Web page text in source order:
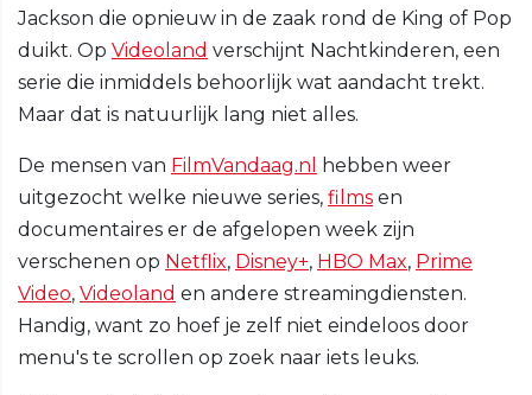
Jackson die opnieuw in de zaak rond de King of Pop
duikt. Op Videoland verschijnt Nachtkinderen, een
serie die inmiddels behoorlijk wat aandacht trekt.
Maar dat is natuurlijk lang niet alles.
De mensen van FilmVandaag.nl
hebben weer
uitgezocht welke nieuwe series, films en
documentaires er de afgelopen week zijn
verschenen op Netflix, Disney+, HBO Max, Prime
Video, Videoland en andere streamingdiensten.
Handig, want zo hoef je zelf niet eindeloos door
menu's te scrollen op zoek naar iets leuks.